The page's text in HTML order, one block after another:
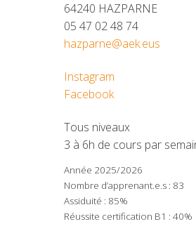
64240 HAZPARNE
05 47 02 48 74
hazparne@aek.eus
Instagram
Facebook
Tous niveaux
3 à 6h de cours par
Année 2025/2026
Nombre d’apprenant.e.s : 83
Assiduité : 85%
Réussite certification B1 : 40%